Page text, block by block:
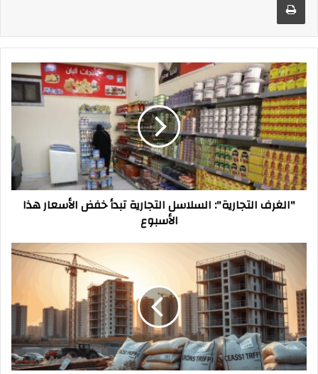
"الغرف
التجارية":
السلاسل
التجارية
تبدأ
خفض
الأسعار
هذا
الأسبوع
"الغرف التجارية": السلاسل التجارية تبدأ خفض الأسعار هذا
الأسبوع
أسعار
الحديد
والأسمنت
بالأسواق..
الأحد
24-
8-
2025